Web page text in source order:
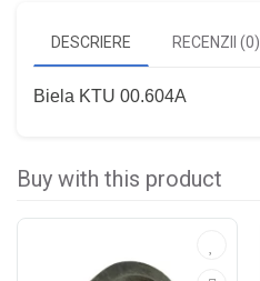
DESCRIERE RECENZII (0)
Biela KTU 00.604A
Buy with this product